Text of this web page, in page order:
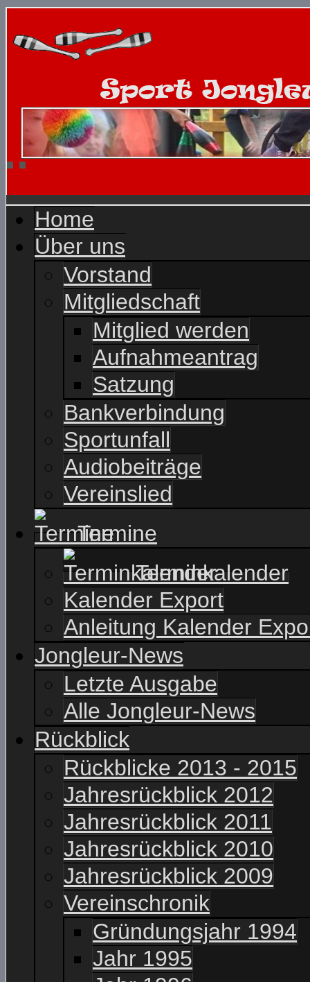
Home
Über uns
Vorstand
Mitgliedschaft
Mitglied werden
Aufnahmeantrag
Satzung
Bankverbindung
Sportunfall
Audiobeiträge
Vereinslied
Termine
Terminkalender
Kalender Export
Anleitung Kalender
Jongleur-News
Letzte Ausgabe
Alle Jongleur-News
Rückblick
Rückblicke 2013 - 2015
Jahresrückblick 2012
Jahresrückblick 2011
Jahresrückblick 2010
Jahresrückblick 2009
Vereinschronik
Gründungsjahr 1994
Jahr 1995